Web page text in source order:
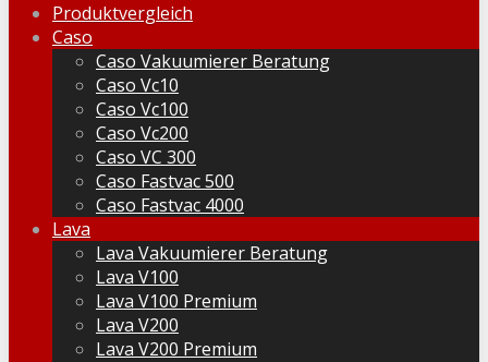
Produktvergleich
Caso
Caso Vakuumierer Beratung
Caso Vc10
Caso Vc100
Caso Vc200
Caso VC 300
Caso Fastvac 500
Caso Fastvac 4000
Lava
Lava Vakuumierer Beratung
Lava V100
Lava V100 Premium
Lava V200
Lava V200 Premium